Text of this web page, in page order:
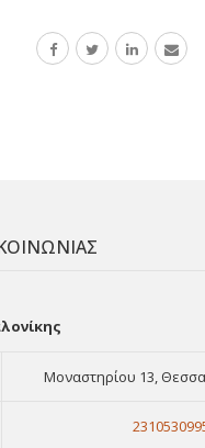
Μοναστηρίου 13,